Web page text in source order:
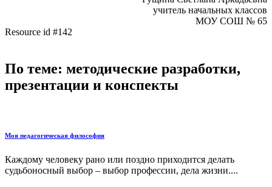
учитель начальных классов
МОУ СОШ № 65
Resource id #142
По теме: методические разработки,
презентации и конспекты
Моя педагогическая философия
Каждому человеку рано или поздно приходится делать
судьбоносный выбор – выбор профессии, дела жизни....